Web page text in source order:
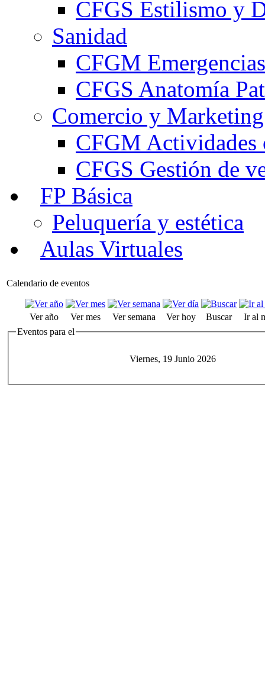
CFGS Estilismo y
Sanidad
CFGM
CFGS Anatomía
Comercio y Marketing
CFGM Actividades
CFGS Gestión de
FP Básica
Peluquería y estética
Aulas Virtuales
Calendario de eventos
Ver año Ver mes Ver semana Ver hoy Buscar
Ir al
Eventos para el
Viernes, 19 Junio 2026